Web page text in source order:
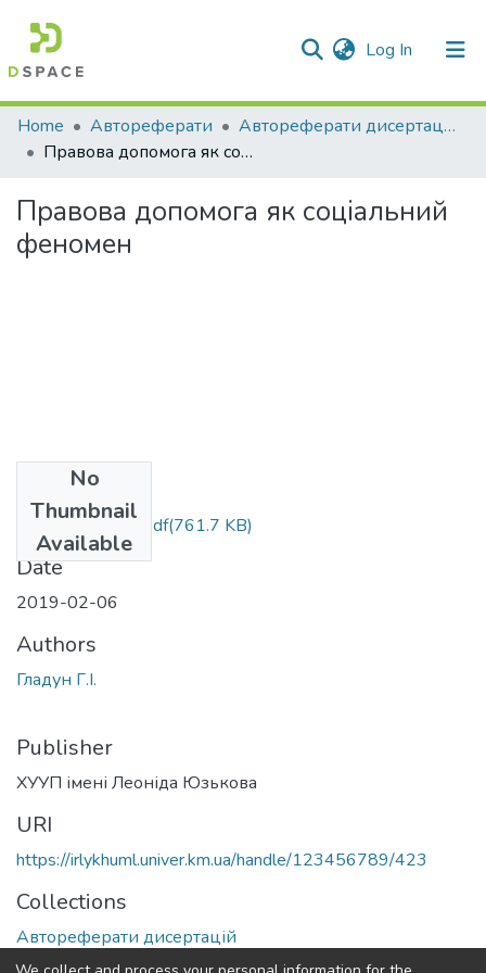
Log In (current)
Communities & Collections
All of DSpace
Statistics
Home Автореферати
Автореферати дисертацій
Правова допомога як соціальний феномен
Правова допомога як соціальний
феномен
No
Thumbnail
Available
Aref_Gladun_G.I..pdf(761.7 KB)
Date
2019-02-06
Authors
Гладун Г.І.
Publisher
ХУУП імені Леоніда Юзькова
URI
https://irlykhuml.univer.km.ua/handle/123456789/423
Collections
Автореферати дисертацій